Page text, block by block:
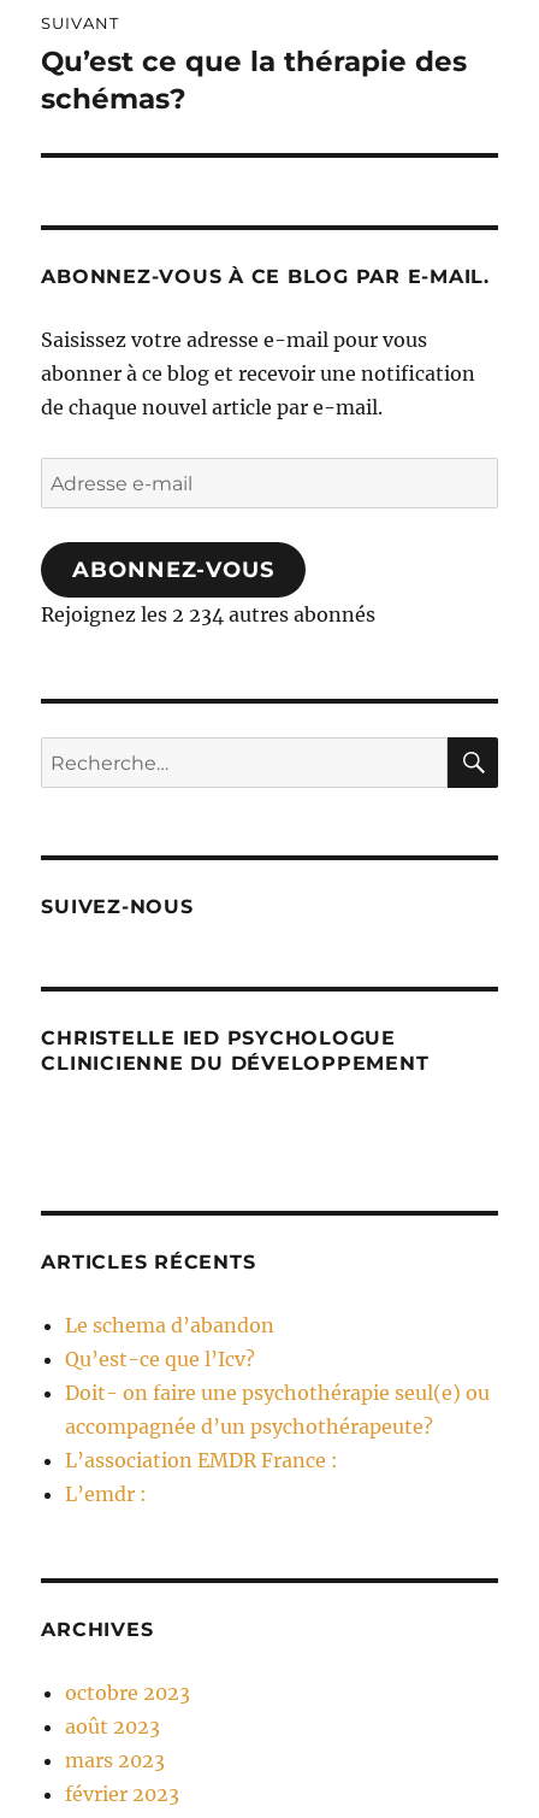
SUIVANT
Publication
suivante :
Qu’est ce que la thérapie des
schémas?
ABONNEZ-VOUS À CE BLOG PAR E-MAIL.
Saisissez votre adresse e-mail pour vous
abonner à ce blog et recevoir une notification
de chaque nouvel article par e-mail.
Adresse
e-
mail
ABONNEZ-VOUS
Rejoignez les 2 234 autres abonnés
Recherche
pour :
SUIVEZ-NOUS
CHRISTELLE IED PSYCHOLOGUE
CLINICIENNE DU DÉVELOPPEMENT
ARTICLES RÉCENTS
Le schema d’abandon
Qu’est-ce que l’Icv?
Doit- on faire une psychothérapie seul(e) ou
accompagnée d’un psychothérapeute?
L’association EMDR France :
L’emdr :
ARCHIVES
octobre 2023
août 2023
mars 2023
février 2023